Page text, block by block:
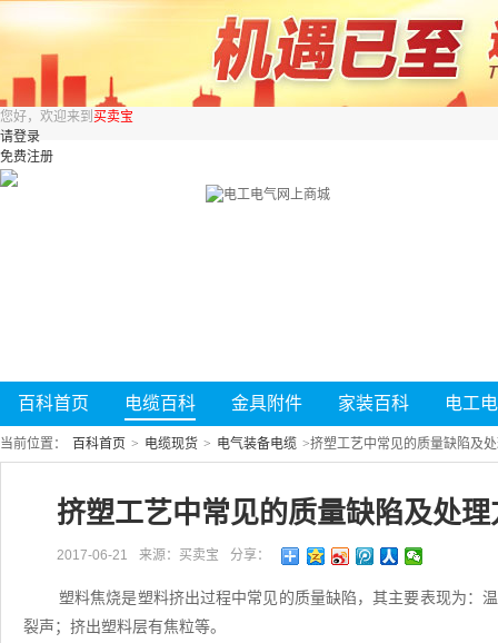
您好，欢迎来到 买卖宝
请登录
免费注册
百科首页 电缆百科 金具附件 家装百科 电工
当前位置： 百科首页 > 电缆现货 > 电气装备电缆 >挤塑工艺中常见的质量缺陷及
挤塑工艺中常见的质量缺陷及处理
2017-06-21 来源：买卖宝 分享：
塑料焦烧是塑料挤出过程中常见的质量缺陷，其主要表现为：
裂声；挤出塑料层有焦粒等。